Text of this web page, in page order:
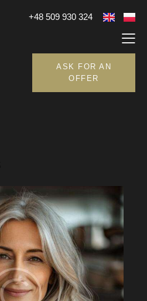
+48 509 930 324
ASK FOR AN
OFFER